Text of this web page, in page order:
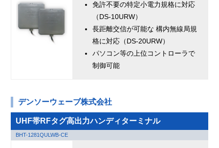
免許不要の特定小電力規格に対応
（DS-10URW）
長距離交信が可能な 構内無線局規
格に対応（DS-20URW）
パソコン等の上位コントローラで
制御可能
デンソーウェーブ株式会社
UHF帯RFタグ高出力ハンディターミナル
BHT-1281QULWB-CE